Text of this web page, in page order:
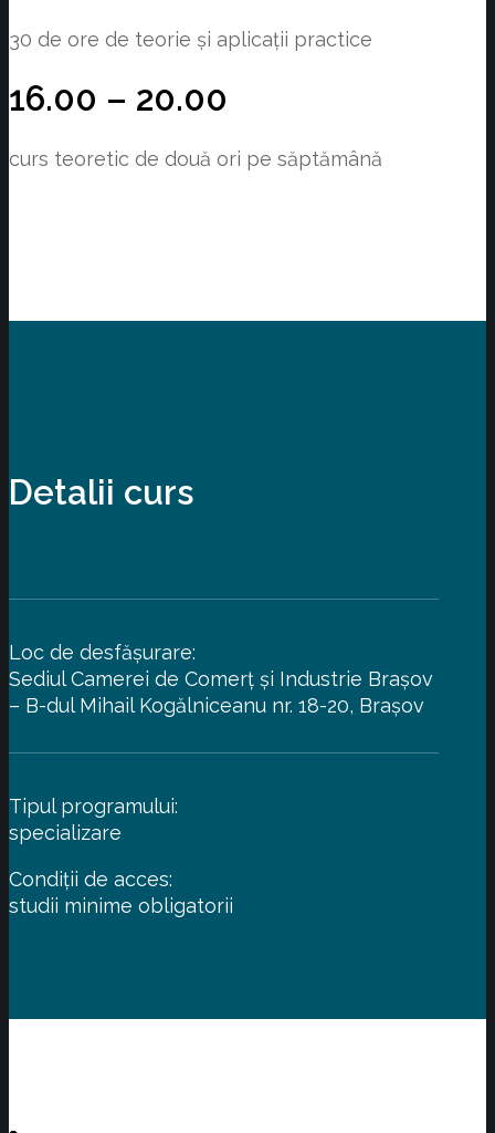
30 de ore de teorie și aplicații practice
16.00 – 20.00
curs teoretic de două ori pe săptămână
Detalii curs
Loc de desfășurare:
Sediul Camerei de Comerț și Industrie Brașov
– B-dul Mihail Kogălniceanu nr. 18-20, Brașov
Tipul programului:
specializare
Condiții de acces:
studii minime obligatorii